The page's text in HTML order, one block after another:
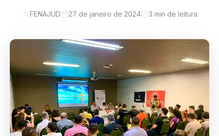
FENAJUD 27 de janeiro de 2024 3 min de leitura